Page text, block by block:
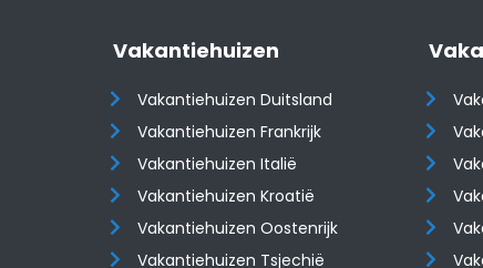
Vakantiehuizen
Vakantiehuizen Duitsland
Vakantiehuizen Frankrijk
Vakantiehuizen Italië
Vakantiehuizen Kroatië
​​​​​​​Vakantiehuizen Oostenrijk
Vakantiehuizen Tsjechië